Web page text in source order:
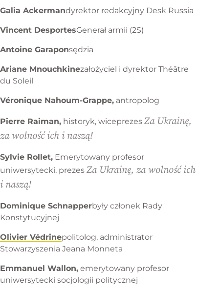
Galia Ackermandyrektor redakcyjny Desk Russia
Vincent DesportesGenerał armii (2S)
Antoine Garaponsędzia
Ariane Mnouchkinezałożyciel i dyrektor Théâtre
du Soleil
Véronique Nahoum-Grappe, antropolog
Pierre Raiman, historyk, wiceprezes Za Ukrainę,
za wolność ich i naszą!
Sylvie Rollet, Emerytowany profesor
uniwersytecki, prezes Za Ukrainę, za wolność ich
i naszą!
Dominique Schnapperbyły członek Rady
Konstytucyjnej
Olivier Védrinepolitolog, administrator
Stowarzyszenia Jeana Monneta
Emmanuel Wallon, emerytowany profesor
uniwersytecki socjologii politycznej